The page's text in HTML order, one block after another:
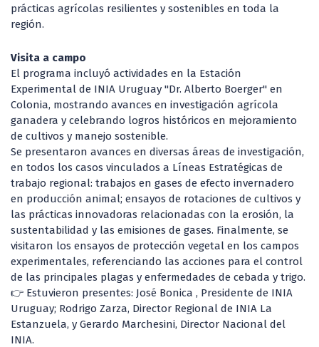
prácticas agrícolas resilientes y sostenibles en toda la
región.
Visita a campo
El programa incluyó actividades en la Estación
Experimental de INIA Uruguay "Dr. Alberto Boerger" en
Colonia, mostrando avances en investigación agrícola
ganadera y celebrando logros históricos en mejoramiento
de cultivos y manejo sostenible.
Se presentaron avances en diversas áreas de investigación,
en todos los casos vinculados a Líneas Estratégicas de
trabajo regional: trabajos en gases de efecto invernadero
en producción animal; ensayos de rotaciones de cultivos y
las prácticas innovadoras relacionadas con la erosión, la
sustentabilidad y las emisiones de gases. Finalmente, se
visitaron los ensayos de protección vegetal en los campos
experimentales, referenciando las acciones para el control
de las principales plagas y enfermedades de cebada y trigo.
👉 Estuvieron presentes: José Bonica , Presidente de INIA
Uruguay; Rodrigo Zarza, Director Regional de INIA La
Estanzuela, y Gerardo Marchesini, Director Nacional del
INIA.